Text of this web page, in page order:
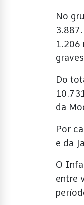
No
1.206
Do
da
Por
e da
O
entre